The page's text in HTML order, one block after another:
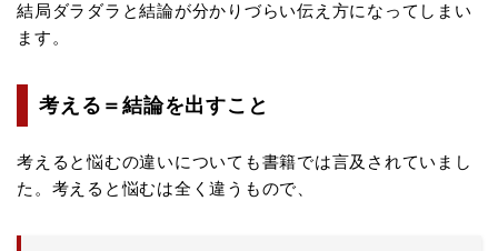
結局ダラダラと結論が分かりづらい伝え方になってしまい
ます。
考える＝結論を出すこと
考えると悩むの違いについても書籍では言及されていまし
た。考えると悩むは全く違うもので、